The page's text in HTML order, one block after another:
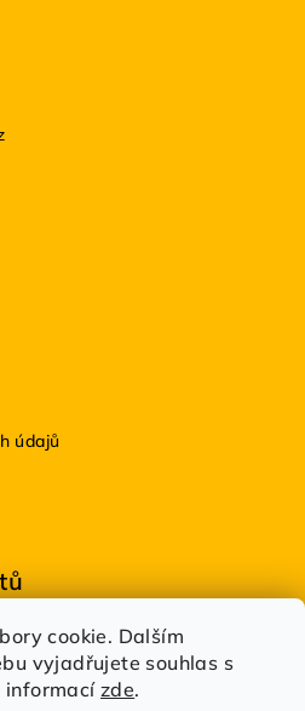
cookie. Dalším
vyjadřujete souhlas s
informací zde.
údajů
do suchých WC 100g
je 5 z 5 hvězdiček.